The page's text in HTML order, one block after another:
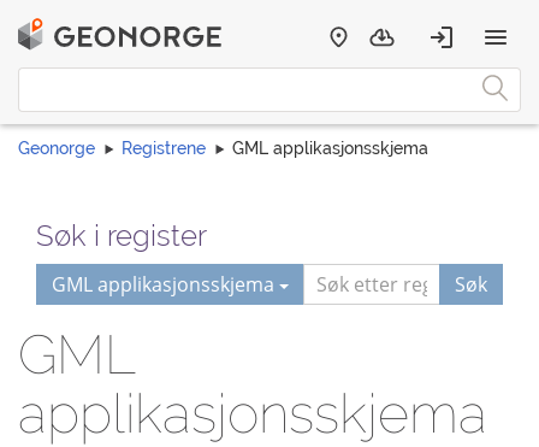
Geonorge Registrene GML applikasjonsskjema
Søk i register
GML applikasjonsskjema Søk
GML
applikasjonsskjema